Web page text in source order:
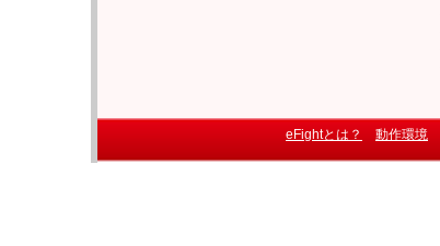
eFightとは？ 動作環境